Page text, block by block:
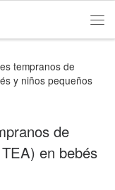
tempranos de
y niños pequeños
de
en bebés